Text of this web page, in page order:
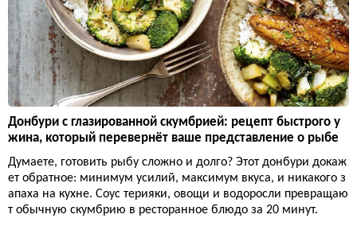
Донбури с глазированной скумбрией: рецепт быстрого у
жина, который перевернёт ваше представление о рыбе
Думаете, готовить рыбу сложно и долго? Этот донбури докаж
ет обратное: минимум усилий, максимум вкуса, и никакого з
апаха на кухне. Соус терияки, овощи и водоросли превращаю
т обычную скумбрию в ресторанное блюдо за 20 минут.